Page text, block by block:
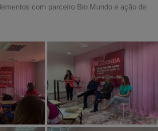
com parceiro Bio Mundo e ação de